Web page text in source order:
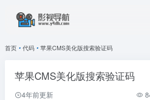
首页 • 代码 • 苹果CMS美化版搜索验证码
苹果CMS美化版搜索验证码
4年前更新